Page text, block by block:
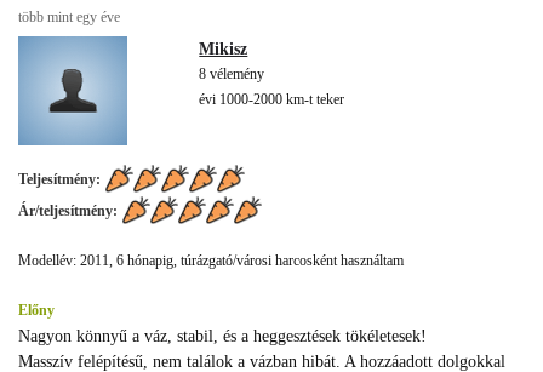
több mint egy éve
Mikisz
8 vélemény
évi 1000-2000 km-t teker
Teljesítmény:
Ár/teljesítmény:
Modellév: 2011, 6 hónapig, túrázgató/városi harcosként használtam
Előny
Nagyon könnyű a váz, stabil, és a heggesztések tökéletesek!
Masszív felépítésű, nem találok a vázban hibát. A hozzáadott dolgokkal